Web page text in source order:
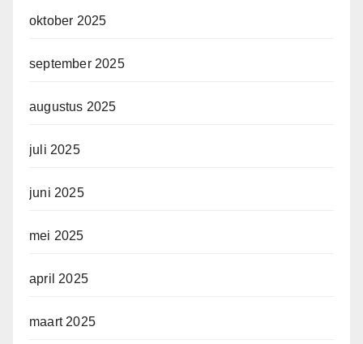
oktober 2025
september 2025
augustus 2025
juli 2025
juni 2025
mei 2025
april 2025
maart 2025